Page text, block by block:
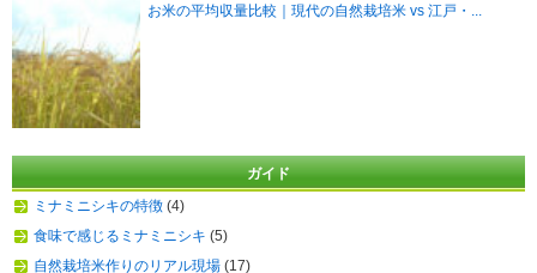
お米の平均収量比較｜現代の自然栽培米 vs 江戸・...
ガイド
ミナミニシキの特徴 (4)
食味で感じるミナミニシキ (5)
自然栽培米作りのリアル現場 (17)